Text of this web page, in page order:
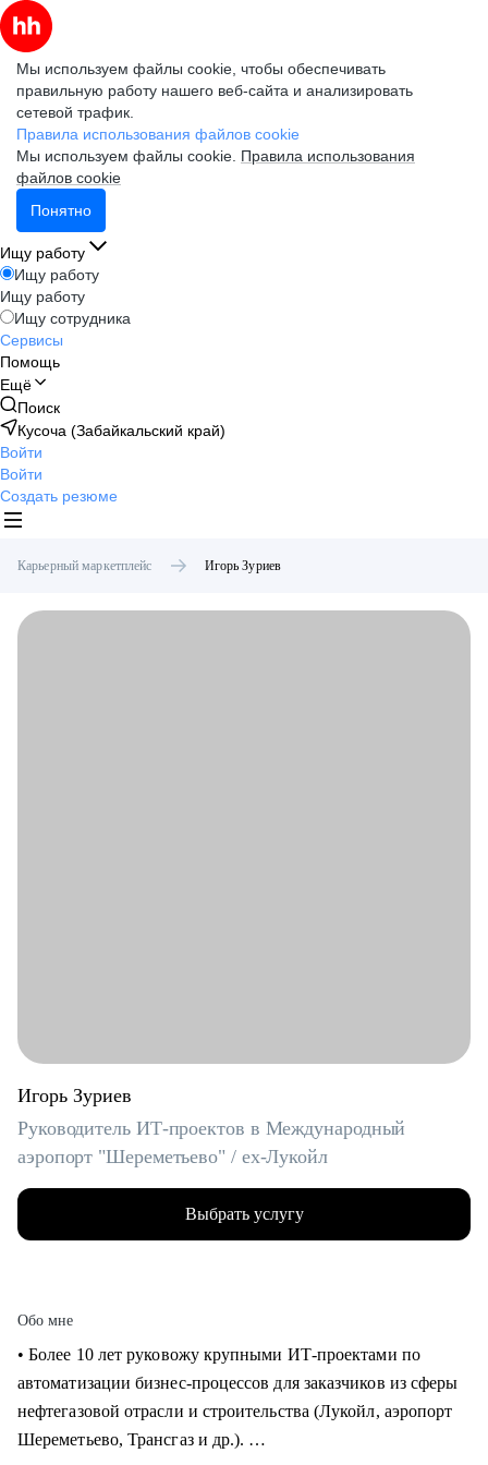
Мы используем файлы cookie, чтобы обеспечивать
правильную работу нашего веб-сайта и анализировать
сетевой трафик.
Правила использования файлов cookie
Мы используем файлы cookie. Правила использования
файлов cookie
Понятно
Ищу работу
Ищу работу
Ищу работу
Ищу сотрудника
Сервисы
Помощь
Ещё
Поиск
Кусоча (Забайкальский край)
Войти
Войти
Создать резюме
Карьерный маркетплейс Игорь Зуриев
Игорь Зуриев
Руководитель ИТ-проектов в Международный
аэропорт "Шереметьево" / ex-Лукойл
Выбрать услугу
Обо мне
• Более 10 лет руковожу крупными ИТ-проектами по
автоматизации бизнес-процессов для заказчиков из сферы
нефтегазовой отрасли и строительства (Лукойл, аэропорт
Шереметьево, Трансгаз и др.).